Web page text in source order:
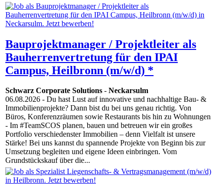
Bauprojektmanager / Projektleiter als
Bauherrenvertretung für den IPAI
Campus, Heilbronn (m/w/d) *
Schwarz Corporate Solutions - Neckarsulm
06.08.2026 - Du hast Lust auf innovative und nachhaltige Bau- &
Immobilienprojekte? Dann bist du bei uns genau richtig. Von
Büros, Konferenzräumen sowie Restaurants bis hin zu Wohnungen
- Im #TeamSCOS planen, bauen und betreuen wir ein großes
Portfolio verschiedenster Immobilien – denn Vielfalt ist unsere
Stärke! Bei uns kannst du spannende Projekte von Beginn bis zur
Umsetzung begleiten und eigene Ideen einbringen. Vom
Grundstückskauf über die...